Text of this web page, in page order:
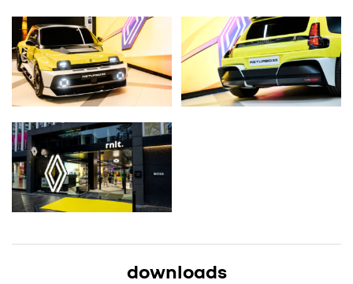
downloads